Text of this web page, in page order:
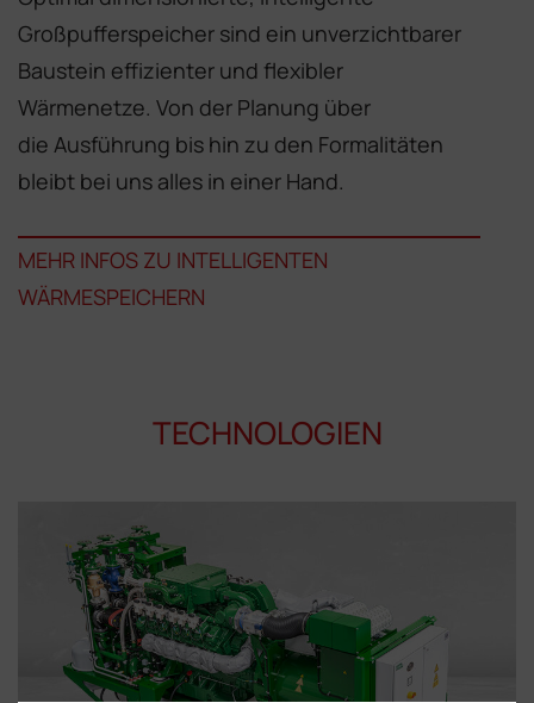
Großpufferspeicher sind ein unverzichtbarer
Baustein effizienter und flexibler
Wärmenetze. Von der Planung über
die Ausführung bis hin zu den Formalitäten
bleibt bei uns alles in einer Hand.
MEHR INFOS ZU INTELLIGENTEN
WÄRMESPEICHERN
TECHNOLOGIEN